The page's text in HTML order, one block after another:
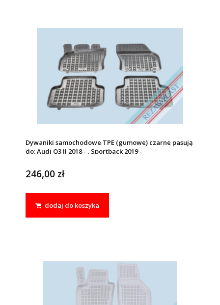
Dywaniki samochodowe TPE (gumowe) czarne pasują
do: Audi Q3 II 2018 - , Sportback 2019 -
246,00 zł
dodaj do koszyka